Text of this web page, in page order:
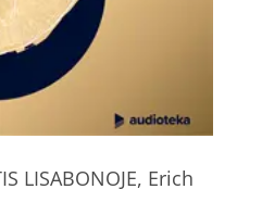
LISABONOJE, Erich